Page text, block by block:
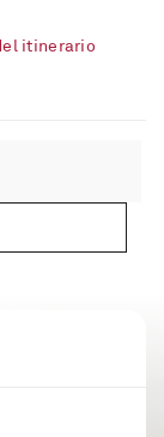
itinerario